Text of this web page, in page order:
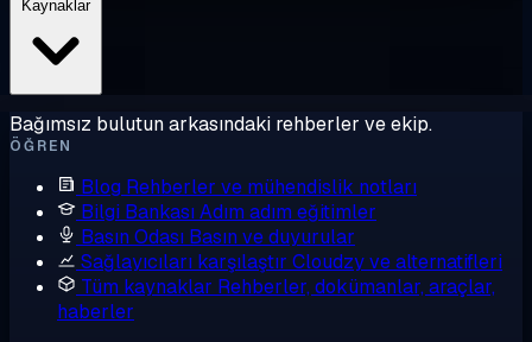
Kaynaklar
Bağımsız bulutun arkasındaki rehberler ve ekip.
ÖĞREN
Blog Rehberler ve mühendislik notları
Bilgi Bankası Adım adım eğitimler
Basın Odası Basın ve duyurular
Sağlayıcıları karşılaştır Cloudzy ve alternatifleri
Tüm kaynaklar Rehberler, dokümanlar, araçlar,
haberler